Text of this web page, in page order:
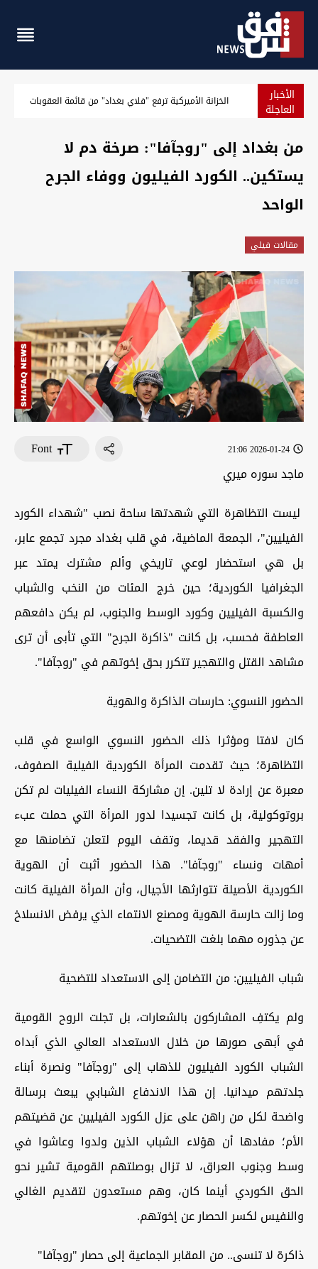
الأخبار
العاجلة الخزانة الأميركية ترفع "فلاي بغداد" من قائمة العقوبات
من بغداد إلى "روجآفا": صرخة دم لا
يستكين.. الكورد الفيليون ووفاء الجرح
الواحد
مقالات فيلي
2026-01-24 21:06
Font
ماجد سوره ميري
ليست التظاهرة التي شهدتها ساحة نصب "شهداء الكورد
الفيليين"، الجمعة الماضية، في قلب بغداد مجرد تجمع عابر،
بل هي استحضار لوعي تاريخي وألم مشترك يمتد عبر
الجغرافيا الكوردية؛ حين خرج المئات من النخب والشباب
والكسبة الفيليين وكورد الوسط والجنوب، لم يكن دافعهم
العاطفة فحسب، بل كانت "ذاكرة الجرح" التي تأبى أن ترى
مشاهد القتل والتهجير تتكرر بحق إخوتهم في "روجآفا".
الحضور النسوي: حارسات الذاكرة والهوية
كان لافتا ومؤثرا ذلك الحضور النسوي الواسع في قلب
التظاهرة؛ حيث تقدمت المرأة الكوردية الفيلية الصفوف،
معبرة عن إرادة لا تلين. إن مشاركة النساء الفيليات لم تكن
بروتوكولية، بل كانت تجسيدا لدور المرأة التي حملت عبء
التهجير والفقد قديما، وتقف اليوم لتعلن تضامنها مع
أمهات ونساء "روجآفا". هذا الحضور أثبت أن الهوية
الكوردية الأصيلة تتوارثها الأجيال، وأن المرأة الفيلية كانت
وما زالت حارسة الهوية ومصنع الانتماء الذي يرفض الانسلاخ
عن جذوره مهما بلغت التضحيات.
شباب الفيليين: من التضامن إلى الاستعداد للتضحية
ولم يكتفِ المشاركون بالشعارات، بل تجلت الروح القومية
في أبهى صورها من خلال الاستعداد العالي الذي أبداه
الشباب الكورد الفيليون للذهاب إلى "روجآفا" ونصرة أبناء
جلدتهم ميدانيا. إن هذا الاندفاع الشبابي يبعث برسالة
واضحة لكل من راهن على عزل الكورد الفيليين عن قضيتهم
الأم؛ مفادها أن هؤلاء الشباب الذين ولدوا وعاشوا في
وسط وجنوب العراق، لا تزال بوصلتهم القومية تشير نحو
الحق الكوردي أينما كان، وهم مستعدون لتقديم الغالي
والنفيس لكسر الحصار عن إخوتهم.
ذاكرة لا تنسى.. من المقابر الجماعية إلى حصار "روجآفا"